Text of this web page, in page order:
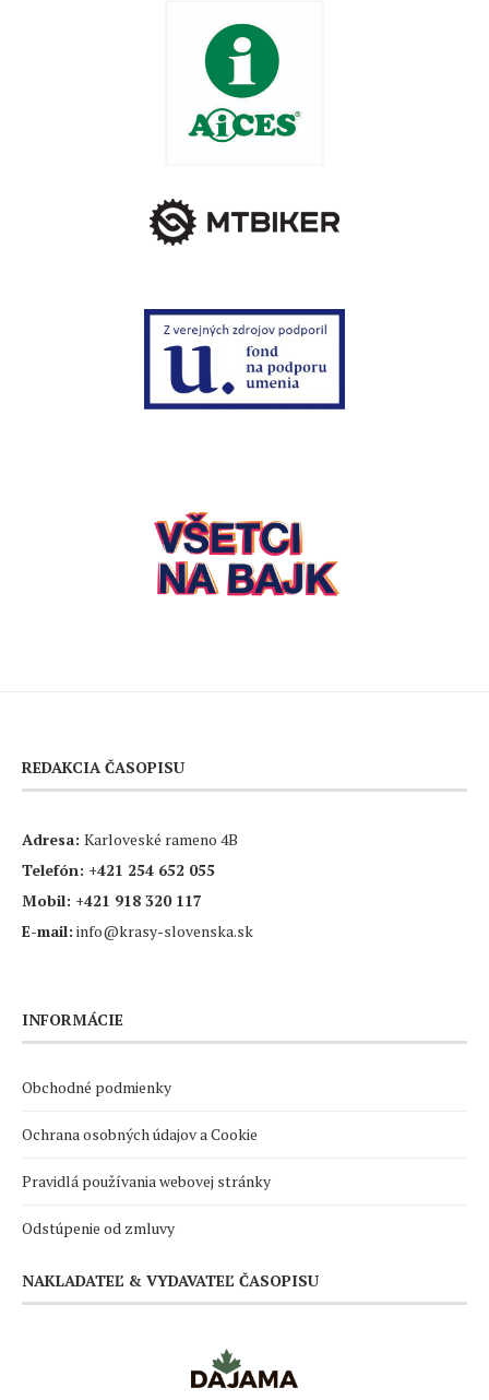
REDAKCIA ČASOPISU
Adresa: Karloveské rameno 4B
Telefón: +421 254 652 055
Mobil: +421 918 320 117
E-mail: info@krasy-slovenska.sk
INFORMÁCIE
Obchodné podmienky
Ochrana osobných údajov a Cookie
Pravidlá používania webovej stránky
Odstúpenie od zmluvy
NAKLADATEĽ & VYDAVATEĽ ČASOPISU